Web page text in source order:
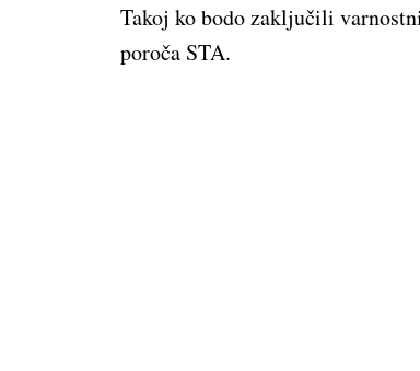
Takoj ko bodo zaključili
poroča STA.